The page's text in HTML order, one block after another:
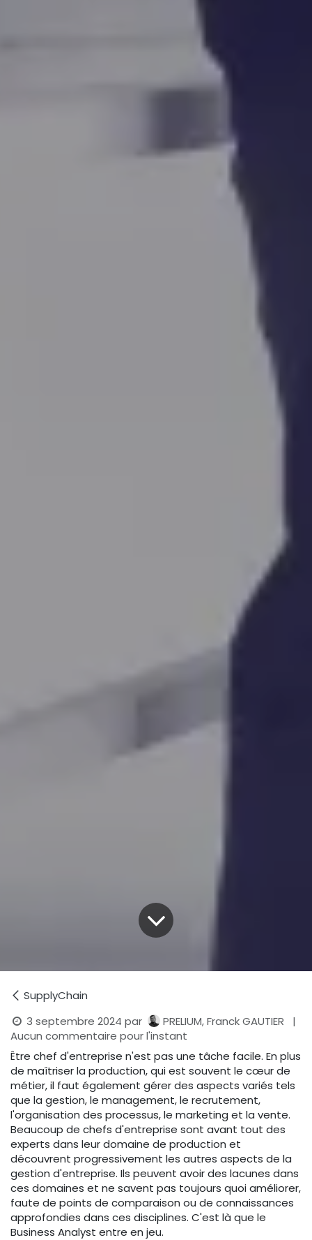
SupplyChain
3 septembre 2024 par PRELIUM, Franck GAUTIER
|
Aucun commentaire pour l'instant
Être chef d'entreprise n'est pas une tâche facile. En plus
de maîtriser la production, qui est souvent le cœur de
métier, il faut également gérer des aspects variés tels
que la gestion, le management, le recrutement,
l'organisation des processus, le marketing et la vente.
Beaucoup de chefs d'entreprise sont avant tout des
experts dans leur domaine de production et
découvrent progressivement les autres aspects de la
gestion d'entreprise. Ils peuvent avoir des lacunes dans
ces domaines et ne savent pas toujours quoi améliorer,
faute de points de comparaison ou de connaissances
approfondies dans ces disciplines. C'est là que le
Business Analyst entre en jeu.